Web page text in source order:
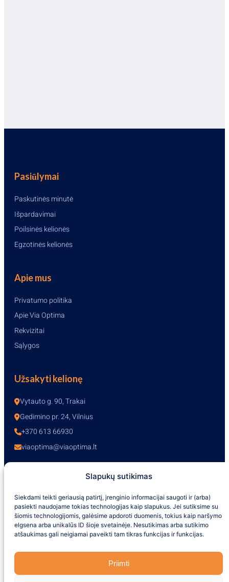
Slapukų sutikimas
Siekdami teikti geriausią patirtį, įrenginio informacijai saugoti ir (arba)
pasiekti naudojame tokias technologijas kaip slapukus. Jei sutiksime su
šiomis technologijomis, galėsime apdoroti duomenis, tokius kaip naršymo
elgsena arba unikalūs ID šioje svetainėje. Nesutikimas arba sutikimo
atšaukimas gali neigiamai paveikti tam tikras funkcijas ir funkcijas.
Priimti
Pasiūlymai
Paskutinės minutė
Išpardavimai
Poilsinės kelionės
Egzotinės kelionės
Apie mus
Privatumo politika
Apie Via Optima
Rekvizitai
Sąlygos
Užsakyti kelionę
Vytauto g. 90, Trakai
Gedimino pr. 24, Vilnius
+370 613 66930
viaoptima@viaoptima.lt
I-V – 10:00-19:00
VI – 10:00-16:00
VII – nedirbame